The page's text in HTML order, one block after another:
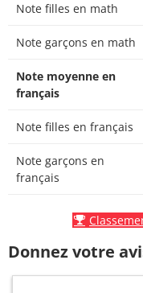
Note filles en math
Note garçons en math
Note moyenne en
français
Note filles en français
Note garçons en
français
Donnez votre